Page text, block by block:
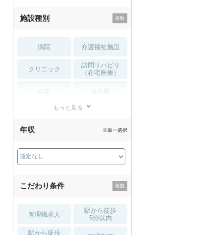
施設種別
病院 介護福祉施設
クリニック
訪問リハビリ
（在宅医療）
薬局・
もっと見る
年収 ※単一選択
こだわり条件
管理職求人
駅から徒歩
5分以内
駅から徒歩